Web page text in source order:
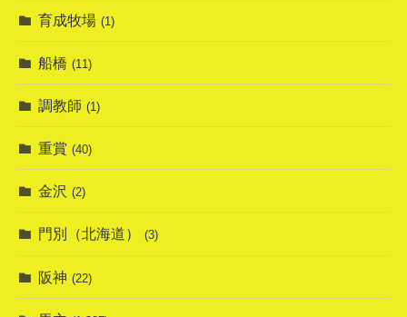
育成牧場 (1)
船橋 (11)
調教師 (1)
重賞 (40)
金沢 (2)
門別（北海道） (3)
阪神 (22)